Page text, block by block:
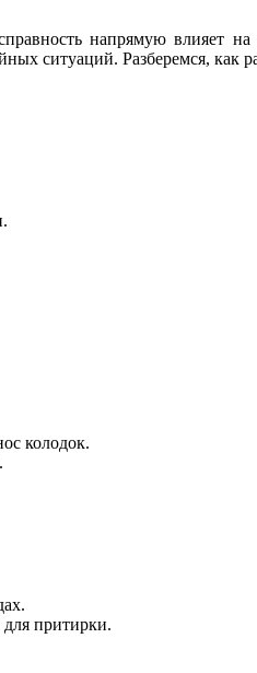
напрямую влияет
ситуаций. Разберемся, как
колодок.
притирки.